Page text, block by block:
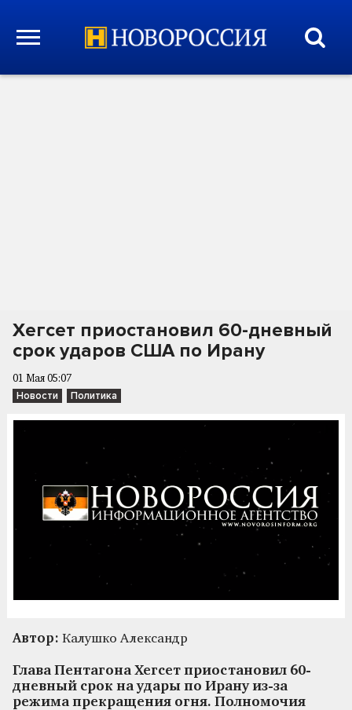
Хегсет приостановил 60-дневный
срок ударов США по Ирану
01 Мая 05:07
Новости Политика
Автор: Калушко Александр
Глава Пентагона Хегсет приостановил 60-
дневный срок на удары по Ирану из-за
режима прекращения огня. Полномочия